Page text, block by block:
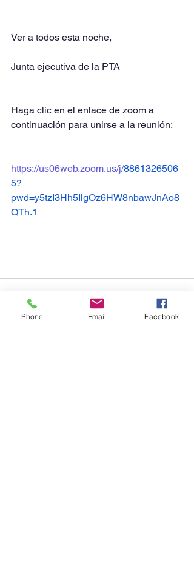
Ver a todos esta noche,
Junta ejecutiva de la PTA
Haga clic en el enlace de zoom a
continuación para unirse a la reunión:
https://us06web.zoom.us/j/8861326506
5?
pwd=y5tzI3Hh5IlgOz6HW8nbawJnAo8
QTh.1
Phone Email Facebook